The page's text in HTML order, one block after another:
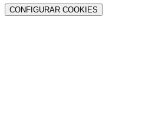
CONFIGURAR COOKIES